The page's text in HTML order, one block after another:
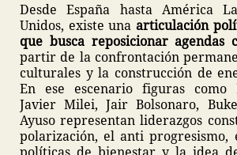
Desde España hasta América
Unidos, existe una articulación
que busca reposicionar agendas
partir de la confrontación
culturales y la construcción de
En ese escenario figuras como
Javier Milei, Jair Bolsonaro,
Ayuso representan liderazgos
polarización, el anti progresismo,